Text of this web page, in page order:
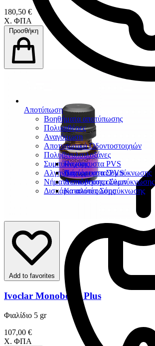
Αποτύπωση
Βοηθήματα αποτύπωσης
Πολυαιθέρες
Αναγόμωση
Αποτυπωτικά Οδοντοστοιχιών
Πολυβινυλσιλοξάνες
Παχύρευστα PVS
Λεπτόρευστα PVS
Συμπύκνωσης
Παχύρευστα Συμπύκνωσης
Λεπτόρευστα Συμπύκνωσης
Καταλύτες Σύμπύκνωσης
Αλγηνικά
Νήματα απώθησης ούλων
Δισκάρια αποτύπωσης
180,50 €
Χ. ΦΠΑ
Προσθήκη
Add to favorites
Ivoclar Monobond Plus
Φιαλίδιο 5 gr
107,00 €
Χ. ΦΠΑ